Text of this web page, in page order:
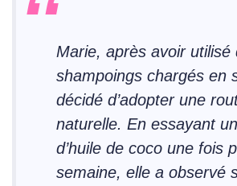
Marie, après avoir utilisé
shampoings chargés en
décidé d’adopter une
naturelle. En essayant
d’huile de coco une fois
semaine, elle a observé